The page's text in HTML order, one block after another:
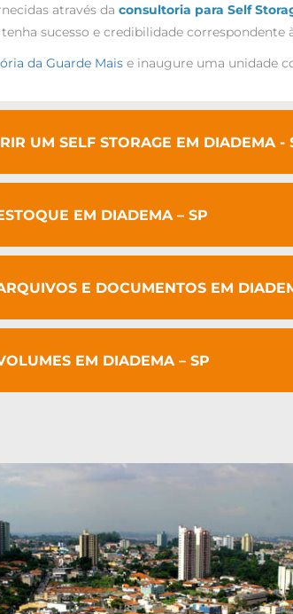
através da consultoria para Self
sucesso e credibilidade correspondente
da Guarde Mais e inaugure uma unidade
UM SELF STORAGE EM DIADEMA -
EM DIADEMA – SP
E DOCUMENTOS EM
EM DIADEMA – SP